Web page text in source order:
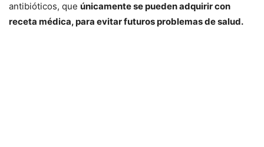
antibióticos, que únicamente se pueden adquirir con
receta médica, para evitar futuros problemas de salud.